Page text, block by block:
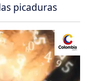
picaduras